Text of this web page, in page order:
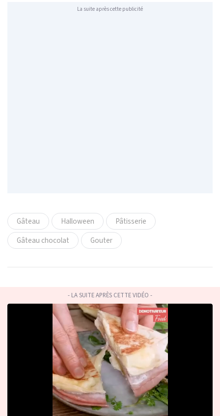
La suite après cette publicité
Gâteau Halloween
Pâtisserie
Gâteau chocolat
Gouter
- LA SUITE APRÈS CETTE VIDÉO -